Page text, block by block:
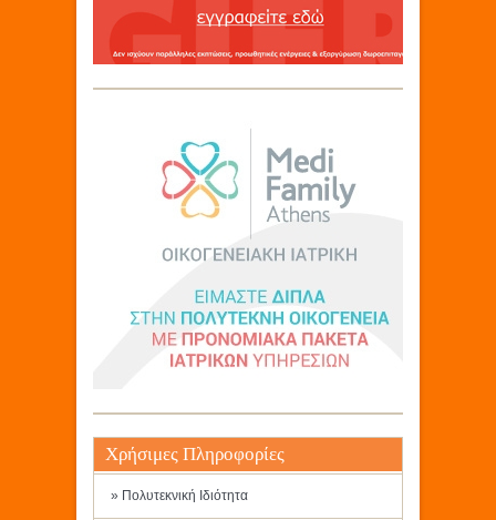
Χρήσιμες Πληροφορίες
» Πολυτεκνική Ιδιότητα